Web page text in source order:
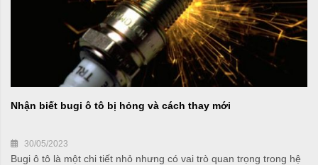
Nhận biết bugi ô tô bị hỏng và cách thay mới
30/05/2023
Bugi ô tô là một chi tiết nhỏ nhưng có vai trò quan trọng trong hệ